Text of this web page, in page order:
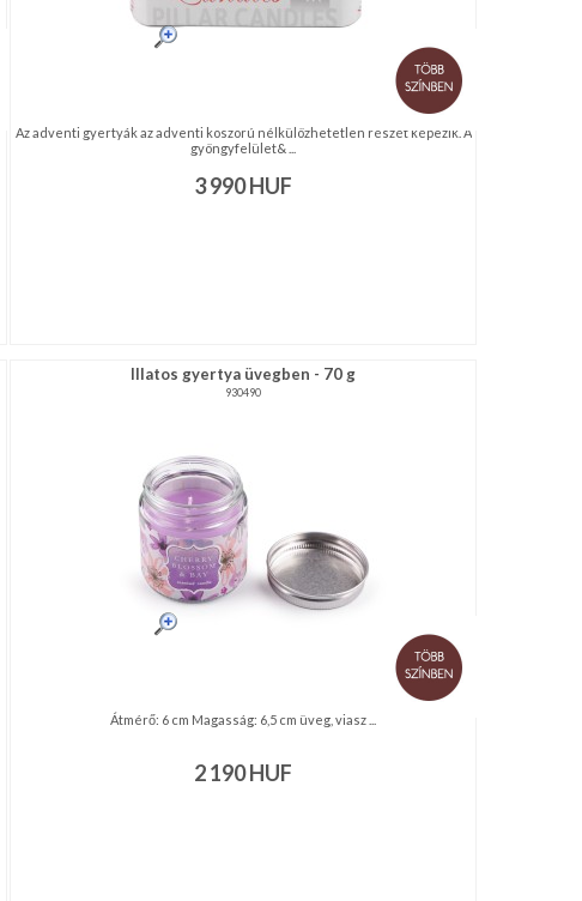
Az adventi gyertyák az adventi koszorú nélkülözhetetlen részét képezik. A
gyöngyfelület& ...
3 990HUF
Illatos gyertya üvegben - 70 g
930490
Átmérő: 6 cm Magasság: 6,5 cm üveg, viasz ...
2 190HUF